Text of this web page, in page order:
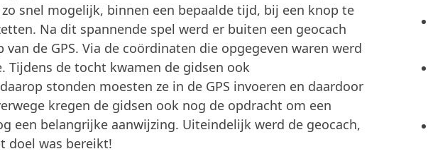
snel mogelijk, binnen een bepaalde tijd, bij een knop te
Na dit spannende spel werd er buiten een geocach
de GPS. Via de coördinaten die opgegeven waren werd
Tijdens de tocht kwamen de gidsen ook
stonden moesten ze in de GPS invoeren en daardoor
kregen de gidsen ook nog de opdracht om een
een belangrijke aanwijzing. Uiteindelijk werd de geocach,
doel was bereikt!